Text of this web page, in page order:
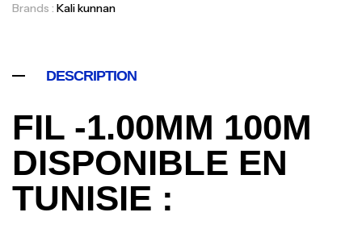
Brands : Kali kunnan
DESCRIPTION
FIL -1.00MM 100M
DISPONIBLE EN
TUNISIE :